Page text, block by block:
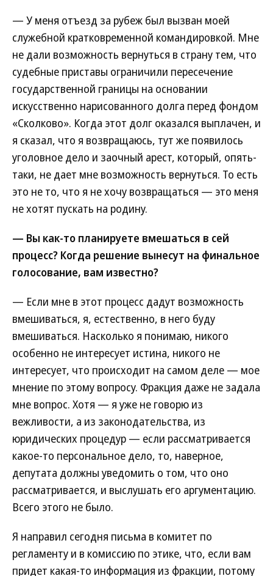
— У меня отъезд за рубеж был вызван моей
служебной кратковременной командировкой. Мне
не дали возможность вернуться в страну тем, что
судебные приставы ограничили пересечение
государственной границы на основании
искусственно нарисованного долга перед фондом
«Сколково». Когда этот долг оказался выплачен, и
я сказал, что я возвращаюсь, тут же появилось
уголовное дело и заочный арест, который, опять-
таки, не дает мне возможность вернуться. То есть
это не то, что я не хочу возвращаться — это меня
не хотят пускать на родину.
— Вы как-то планируете вмешаться в сей
процесс? Когда решение вынесут на финальное
голосование, вам известно?
— Если мне в этот процесс дадут возможность
вмешиваться, я, естественно, в него буду
вмешиваться. Насколько я понимаю, никого
особенно не интересует истина, никого не
интересует, что происходит на самом деле — мое
мнение по этому вопросу. Фракция даже не задала
мне вопрос. Хотя — я уже не говорю из
вежливости, а из законодательства, из
юридических процедур — если рассматривается
какое-то персональное дело, то, наверное,
депутата должны уведомить о том, что оно
рассматривается, и выслушать его аргументацию.
Всего этого не было.
Я направил сегодня письма в комитет по
регламенту и в комиссию по этике, что, если вам
придет какая-то информация из фракции, потому